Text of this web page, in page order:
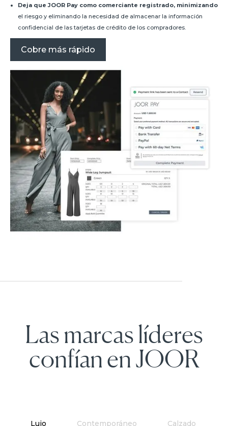
Deja que JOOR Pay como comerciante registrado, minimizando
el riesgo y eliminando la necesidad de almacenar la información
confidencial de las tarjetas de crédito de los compradores.
Cobre más rápido
Las marcas líderes
confían en JOOR
Lujo Contemporáneo Calzado